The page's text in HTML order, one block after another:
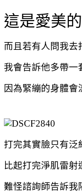
這是愛美
而且若有人問我去
我會告訴他多帶一
因為緊繃的身體會
打完其實臉只有泛
比起打完淨肌雷射
難怪諮詢師告訴我